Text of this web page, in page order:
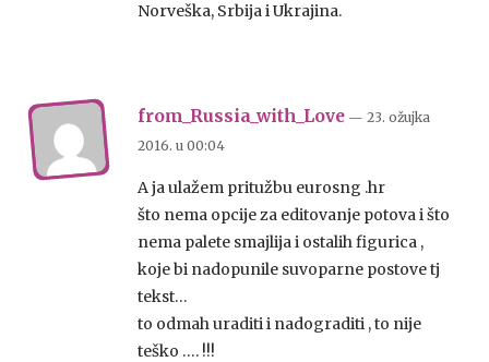
Norveška, Srbija i Ukrajina.
from_Russia_with_Love — 23. ožujka
2016. u 00:04
A ja ulažem pritužbu eurosng .hr
što nema opcije za editovanje potova i što
nema palete smajlija i ostalih figurica ,
koje bi nadopunile suvoparne postove tj
tekst…
to odmah uraditi i nadograditi , to nije
teško …. !!!